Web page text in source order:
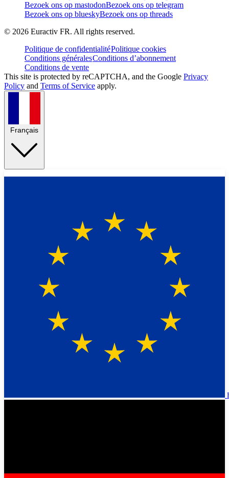
Bezoek ons op mastodonBezoek ons op telegram
Bezoek ons op blueskyBezoek ons op threads
© 2026 Euractiv FR. All rights reserved.
Politique de confidentialitéPolitique cookies
Conditions généralesConditions d’abonnement
Conditions de vente
This site is protected by reCAPTCHA, and the Google Privacy
Policy and Terms of Service apply.
Français